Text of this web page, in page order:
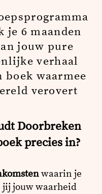
je 6 maanden
jouw pure
verhaal
boek waarmee
verovert
Doorbreken
precies in?
waarin je
jij jouw waarheid